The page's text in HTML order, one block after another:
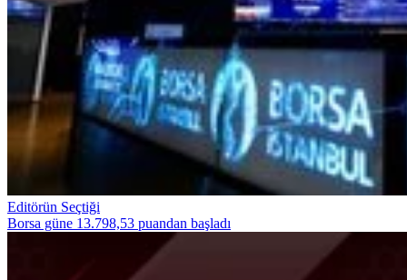
Editörün Seçtiği
Borsa güne 13.798,53 puandan başladı